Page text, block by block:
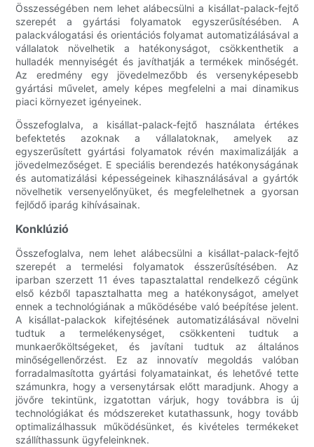
Összességében nem lehet alábecsülni a kisállat-palack-fejtő
szerepét a gyártási folyamatok egyszerűsítésében. A
palackválogatási és orientációs folyamat automatizálásával a
vállalatok növelhetik a hatékonyságot, csökkenthetik a
hulladék mennyiségét és javíthatják a termékek minőségét.
Az eredmény egy jövedelmezőbb és versenyképesebb
gyártási művelet, amely képes megfelelni a mai dinamikus
piaci környezet igényeinek.
Összefoglalva, a kisállat-palack-fejtő használata értékes
befektetés azoknak a vállalatoknak, amelyek az
egyszerűsített gyártási folyamatok révén maximalizálják a
jövedelmezőséget. E speciális berendezés hatékonyságának
és automatizálási képességeinek kihasználásával a gyártók
növelhetik versenyelőnyüket, és megfelelhetnek a gyorsan
fejlődő iparág kihívásainak.
Konklúzió
Összefoglalva, nem lehet alábecsülni a kisállat-palack-fejtő
szerepét a termelési folyamatok ésszerűsítésében. Az
iparban szerzett 11 éves tapasztalattal rendelkező cégünk
első kézből tapasztalhatta meg a hatékonyságot, amelyet
ennek a technológiának a működésébe való beépítése jelent.
A kisállat-palackok kifejtésének automatizálásával növelni
tudtuk a termelékenységet, csökkenteni tudtuk a
munkaerőköltségeket, és javítani tudtuk az általános
minőségellenőrzést. Ez az innovatív megoldás valóban
forradalmasította gyártási folyamatainkat, és lehetővé tette
számunkra, hogy a versenytársak előtt maradjunk. Ahogy a
jövőre tekintünk, izgatottan várjuk, hogy továbbra is új
technológiákat és módszereket kutathassunk, hogy tovább
optimalizálhassuk működésünket, és kivételes termékeket
szállíthassunk ügyfeleinknek.